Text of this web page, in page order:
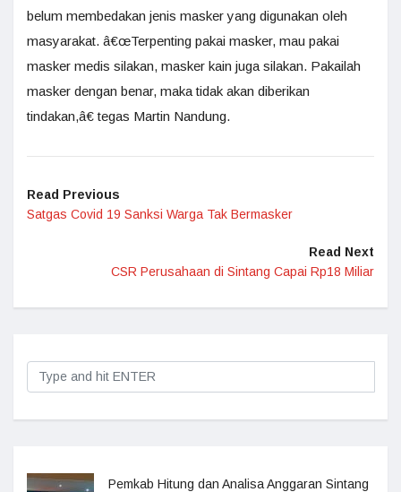
belum membedakan jenis masker yang digunakan oleh
masyarakat. â€œTerpenting pakai masker, mau pakai
masker medis silakan, masker kain juga silakan. Pakailah
masker dengan benar, maka tidak akan diberikan
tindakan,â€ tegas Martin Nandung.
Read Previous
Satgas Covid 19 Sanksi Warga Tak Bermasker
Read Next
CSR Perusahaan di Sintang Capai Rp18 Miliar
Pemkab Hitung dan Analisa Anggaran Sintang